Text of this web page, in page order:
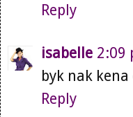
Reply
isabelle 2:09
byk nak
Reply